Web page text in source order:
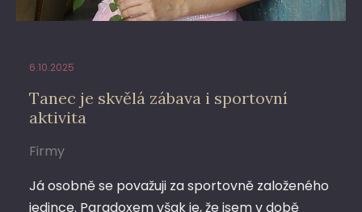
6.10.2025
Tanec je skvělá zábava i sportovní
aktivita
Firmy
Já osobně se považuji za sportovně založeného
jedince. Paradoxem však je, že jsem v době